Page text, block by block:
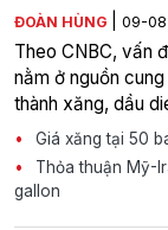
ĐOÀN HÙNG 09-
Theo CNBC, vấn
nằm ở nguồn
thành xăng, dầu
Giá xăng tại 50
Thỏa thuận Mỹ-
gallon